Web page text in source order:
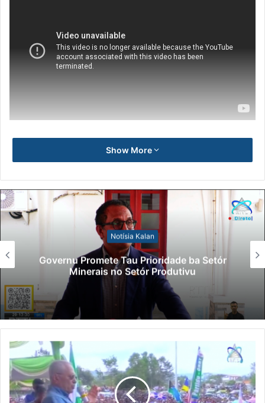
Show More
Notísia Kalan
Governu Promete Tau Prioridade ba Setór
Minerais no Setór Produtivu